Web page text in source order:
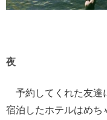
夜
予約してくれた友達
宿泊したホテルはめち